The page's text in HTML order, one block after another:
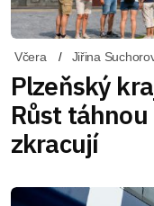
Včera Jiřina
Plzeňský
Růst
zkracují